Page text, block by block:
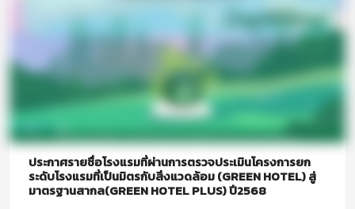
ประกาศรายชื่อโรงแรมที่ผ่านการตรวจประเมินโครงการยก
ระดับโรงแรมที่เป็นมิตรกับสิ่งแวดล้อม (GREEN HOTEL) สู่
มาตรฐานสากล(GREEN HOTEL PLUS) ปี2568